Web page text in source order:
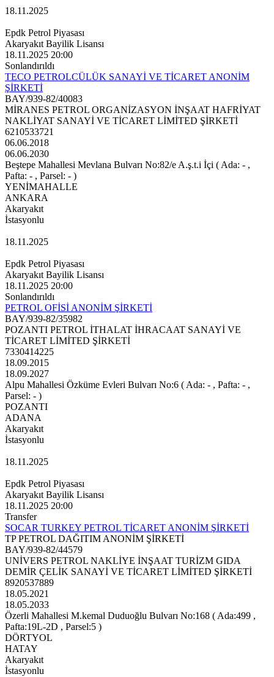
18.11.2025
Epdk Petrol Piyasası
Akaryakıt Bayilik Lisansı
18.11.2025 20:00
Sonlandırıldı
TECO PETROLCÜLÜK SANAYİ VE TİCARET ANONİM
ŞİRKETİ
BAY/939-82/40083
MİRANES PETROL ORGANİZASYON İNŞAAT HAFRİYAT
NAKLİYAT SANAYİ VE TİCARET LİMİTED ŞİRKETİ
6210533721
06.06.2018
06.06.2030
Beştepe Mahallesi Mevlana Bulvarı No:82/e A.ş.t.i İçi ( Ada: - ,
Pafta: - , Parsel: - )
YENİMAHALLE
ANKARA
Akaryakıt
İstasyonlu
18.11.2025
Epdk Petrol Piyasası
Akaryakıt Bayilik Lisansı
18.11.2025 20:00
Sonlandırıldı
PETROL OFİSİ ANONİM ŞİRKETİ
BAY/939-82/35982
POZANTI PETROL İTHALAT İHRACAAT SANAYİ VE
TİCARET LİMİTED ŞİRKETİ
7330414225
18.09.2015
18.09.2027
Alpu Mahallesi Özküme Evleri Bulvarı No:6 ( Ada: - , Pafta: - ,
Parsel: - )
POZANTI
ADANA
Akaryakıt
İstasyonlu
18.11.2025
Epdk Petrol Piyasası
Akaryakıt Bayilik Lisansı
18.11.2025 20:00
Transfer
SOCAR TURKEY PETROL TİCARET ANONİM ŞİRKETİ
TP PETROL DAĞITIM ANONİM ŞİRKETİ
BAY/939-82/44579
UNİVERS PETROL NAKLİYE İNŞAAT TURİZM GIDA
DEMİR ÇELİK SANAYİ VE TİCARET LİMİTED ŞİRKETİ
8920537889
18.05.2021
18.05.2033
Özerli Mahallesi M.kemal Duduoğlu Bulvarı No:168 ( Ada:499 ,
Pafta:19L-2D , Parsel:5 )
DÖRTYOL
HATAY
Akaryakıt
İstasyonlu